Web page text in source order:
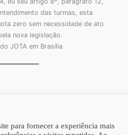
das turmas, esta
zero sem necessidade de ato
nova legislação.
JOTA em Brasília
Costa Advogados
para fornecer a experiência mais